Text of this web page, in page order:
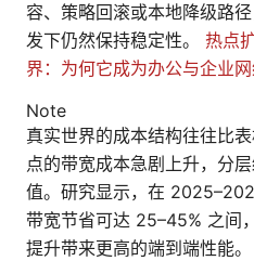
容、策略回滚或本地降级路
发下仍然保持稳定性。 热点
界：为何它成为办公与企业
Note
真实世界的成本结构往往比
点的带宽成本急剧上升，分
值。研究显示，在
带宽节省可达 25–45% 之间
提升带来更高的端到端性能。